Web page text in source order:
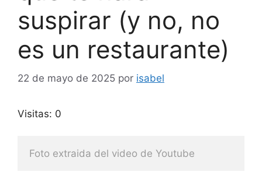
suspirar (y no, no
es un restaurante)
22 de mayo de 2025 por isabel
Visitas: 0
Foto extraida del video de Youtube